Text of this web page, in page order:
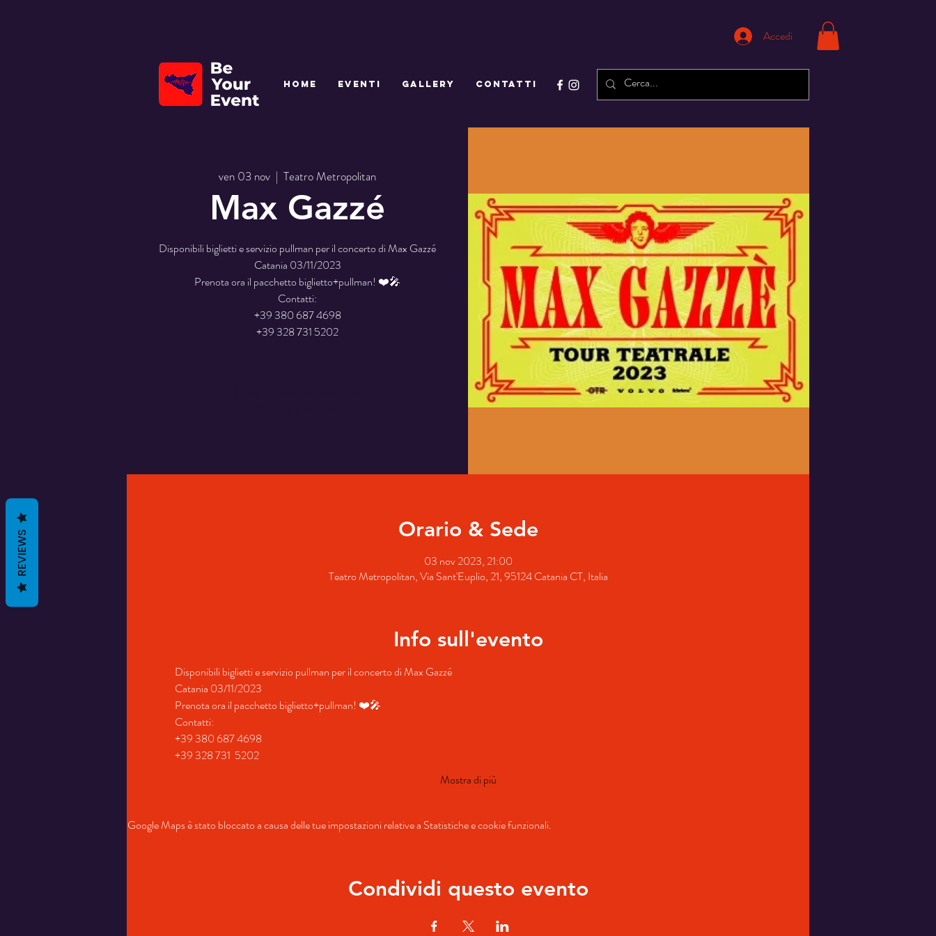
Accedi
ven 03 nov
  |
Teatro Metropolitan
Max Gazzé
Disponibili biglietti e servizio pullman per il concerto di Max Gazzé
Catania 03/11/2023
Prenota ora il pacchetto biglietto+pullman! ❤️🎤
Contatti:
+39 380 687 4698
+39 328 731 5202
Orario & Sede
03 nov 2023, 21:00
Teatro Metropolitan, Via Sant'Euplio, 21, 95124 Catania CT, Italia
Info sull'evento
Disponibili biglietti e servizio pullman per il concerto di Max Gazzé
Catania 03/11/2023
Prenota ora il pacchetto biglietto+pullman! ❤️🎤
Contatti:
+39 380 687 4698
+39 328 731  5202
Mostra di più
Google Maps è stato bloccato a causa delle tue impostazioni relative a Statistiche e cookie funzionali.
Condividi questo evento
HOME EVENTI GALLERY CONTATTI
REVIEWS